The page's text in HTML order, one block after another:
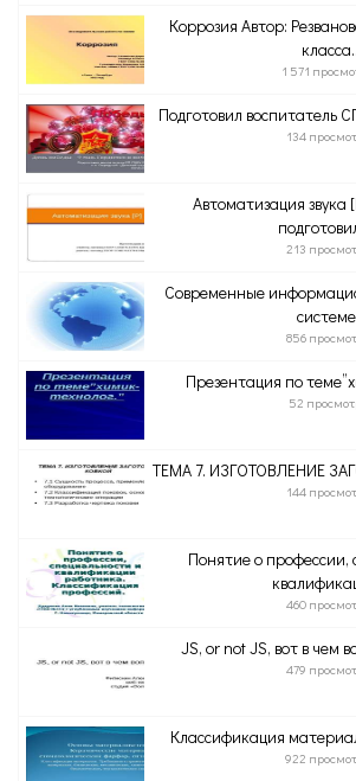
Коррозия Автор:
1 571
Подготовил
134
Автоматизация
213
Современные
856
Презентация по
52
ТЕМА 7. ИЗГОТОВЛЕНИЕ
144
Понятие о профессии,
460
JS, or not JS, вот в чем
479
Классификация
922